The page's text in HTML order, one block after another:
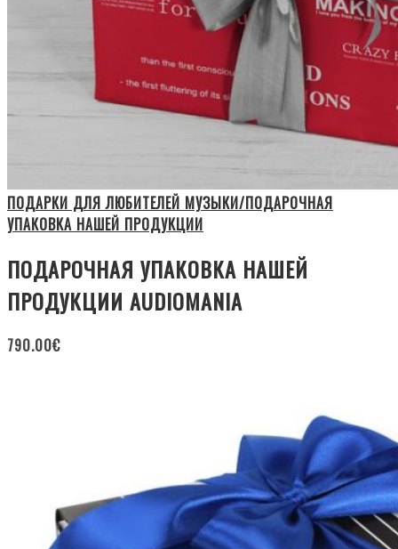
ПОДАРКИ ДЛЯ ЛЮБИТЕЛЕЙ МУЗЫКИ/ПОДАРОЧНАЯ
УПАКОВКА НАШЕЙ ПРОДУКЦИИ
ПОДАРОЧНАЯ УПАКОВКА НАШЕЙ
ПРОДУКЦИИ AUDIOMANIA
790.00€